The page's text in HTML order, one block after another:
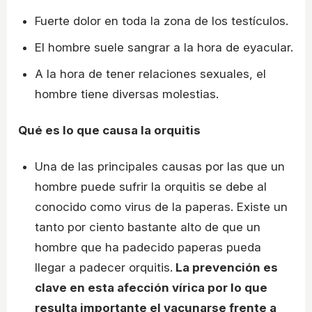
Fuerte dolor en toda la zona de los testículos.
El hombre suele sangrar a la hora de eyacular.
A la hora de tener relaciones sexuales, el
hombre tiene diversas molestias.
Qué es lo que causa la orquitis
Una de las principales causas por las que un
hombre puede sufrir la orquitis se debe al
conocido como virus de la paperas. Existe un
tanto por ciento bastante alto de que un
hombre que ha padecido paperas pueda
llegar a padecer orquitis. La prevención es
clave en esta afección vírica por lo que
resulta importante el vacunarse frente a